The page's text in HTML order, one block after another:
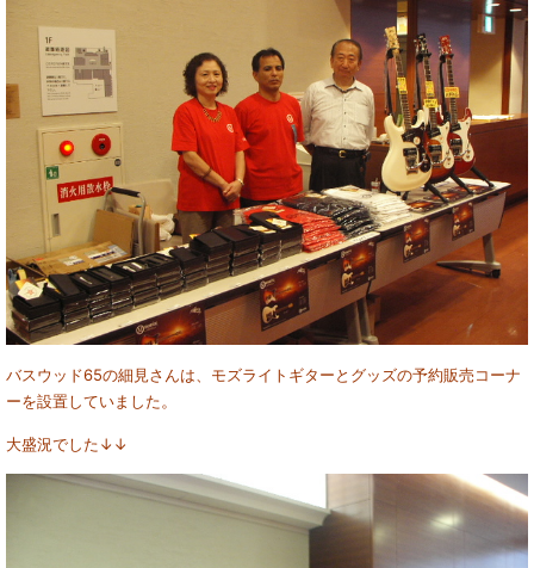
バスウッド65の細見さんは、モズライトギターとグッズの予約販売コーナ
ーを設置していました。
大盛況でした↓↓